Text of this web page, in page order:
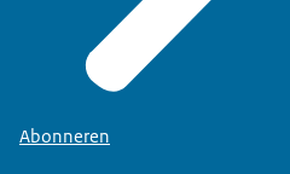
Abonneren